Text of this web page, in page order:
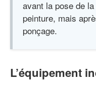
avant la pose de
peinture, mais
ponçage.
L’équipement